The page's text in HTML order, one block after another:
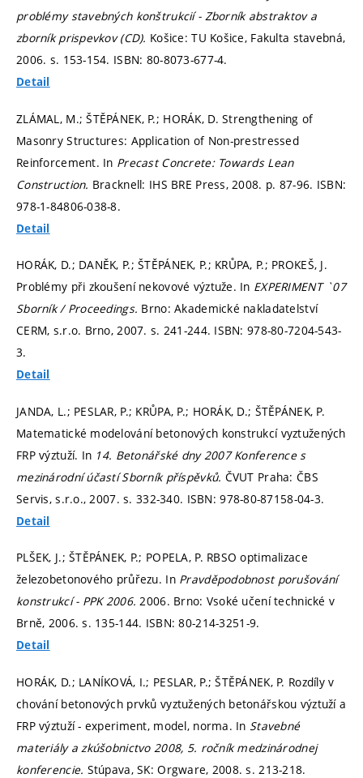
problémy stavebných konštrukcií - Zborník abstraktov a
zborník prispevkov (CD). Košice: TU Košice, Fakulta stavebná,
2006. s. 153-154. ISBN: 80-8073-677-4.
Detail
ZLÁMAL, M.; ŠTĚPÁNEK, P.; HORÁK, D. Strengthening of
Masonry Structures: Application of Non-prestressed
Reinforcement. In Precast Concrete: Towards Lean
Construction. Bracknell: IHS BRE Press, 2008. p. 87-96. ISBN:
978-1-84806-038-8.
Detail
HORÁK, D.; DANĚK, P.; ŠTĚPÁNEK, P.; KRŮPA, P.; PROKEŠ, J.
Problémy při zkoušení nekovové výztuže. In EXPERIMENT `07
Sborník / Proceedings. Brno: Akademické nakladatelství
CERM, s.r.o. Brno, 2007. s. 241-244. ISBN: 978-80-7204-543-
3.
Detail
JANDA, L.; PESLAR, P.; KRŮPA, P.; HORÁK, D.; ŠTĚPÁNEK, P.
Matematické modelování betonových konstrukcí vyztužených
FRP výztuží. In 14. Betonářské dny 2007 Konference s
mezinárodní účastí Sborník příspěvků. ČVUT Praha: ČBS
Servis, s.r.o., 2007.s. 332-340. ISBN: 978-80-87158-04-3.
Detail
PLŠEK, J.; ŠTĚPÁNEK, P.; POPELA, P. RBSO optimalizace
železobetonového průřezu. In Pravděpodobnost porušování
konstrukcí - PPK 2006.2006. Brno: Vsoké učení technické v
Brně, 2006.s. 135-144. ISBN: 80-214-3251-9.
Detail
HORÁK, D.; LANÍKOVÁ, I.; PESLAR, P.; ŠTĚPÁNEK, P. Rozdíly v
chování betonových prvků vyztužených betonářskou výztuží a
FRP výztuží - experiment, model, norma. In Stavebné
materiály a zkúšobnictvo 2008, 5. ročník medzinárodnej
konferencie. Stúpava, SK: Orgware, 2008.s. 213-218.